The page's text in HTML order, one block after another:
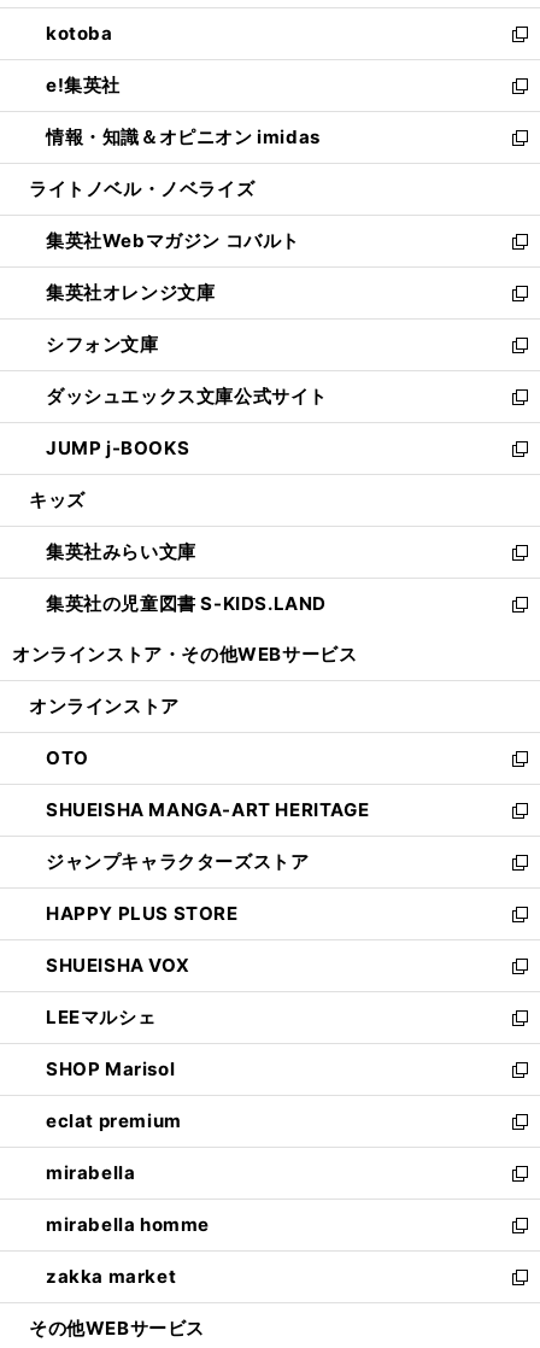
開
く
ウ
で
開
く
ン
ド
ウ
で
開
く
ウ
ィ
ン
ド
ウ
で
開
し
い
ウ
ィ
ン
ド
ウ
開
く
kotoba
新
し
い
ウ
ィ
ン
ウ
で
開
く
e!集英社
新
し
い
ウ
ン
ド
ウ
で
開
く
情報・知識＆オピニオン imidas
新
し
ウ
ィ
ン
ド
ウ
で
開
く
ライトノベル・ノベライズ
集英社Webマガジン コバルト
新
し
い
ウ
ィ
ン
ド
ウ
で
開
集英社オレンジ文庫
新
し
い
ウ
ィ
ン
ド
ウ
開
く
シフォン文庫
新
し
い
ウ
ィ
ン
ウ
で
開
く
ダッシュエックス文庫公式サイト
新
し
い
ウ
ン
ド
ウ
で
JUMP j-BOOKS
新
し
ウ
ィ
ン
ド
開
キッズ
集英社みらい文庫
新
し
い
ン
ウ
で
開
く
集英社の児童図書 S-KIDS.LAND
新
ウ
ン
ド
ウ
で
開
く
オンラインストア・ その他WEBサービス
オンラインストア
OTO
新
し
い
ウ
ィ
ン
ド
ウ
で
開
く
SHUEISHA MANGA-ART HERITAGE
新
し
い
ウ
ィ
ン
ド
ウ
で
開
く
ジャンプキャラクターズストア
新
し
い
ウ
ィ
ン
ド
ウ
で
開
く
HAPPY PLUS STORE
新
し
い
ウ
ィ
ン
ド
ウ
で
開
く
SHUEISHA VOX
新
し
い
ウ
ィ
ン
ド
ウ
で
開
く
LEEマルシェ
新
し
い
ウ
ィ
ン
ド
ウ
で
開
く
SHOP Marisol
新
し
い
ウ
ィ
ン
ド
ウ
で
開
eclat premium
新
し
い
ウ
ィ
ン
ド
ウ
mirabella
新
し
い
ウ
ィ
ン
mirabella homme
新
し
い
ウ
zakka market
新
し
その他WEBサービス